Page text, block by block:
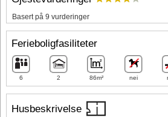
Husbeskrivelse
Basert på 9 vurderinger
Ferieboligfasiliteter
6 2 86m² nei